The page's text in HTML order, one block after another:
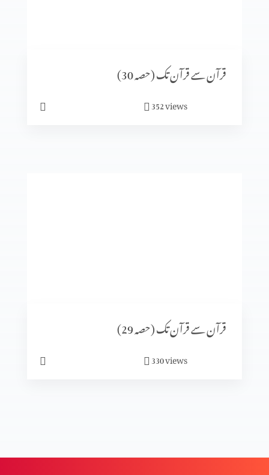
قرآن سے قرآن تک (حصہ10)
قرآن سے قرآن تک (حصہ 6)
مسلہ حلال اور حرام (حصہ 8)
قرآن سے قرآن تک (حصہ 30)
352views
قرآن سے قرآن تک (حصہ 29)
330views